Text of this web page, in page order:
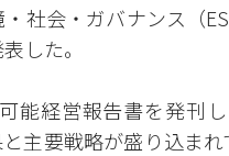
社会・ガバナンス（
した。
能経営報告書を発刊
主要戦略が盛り込ま